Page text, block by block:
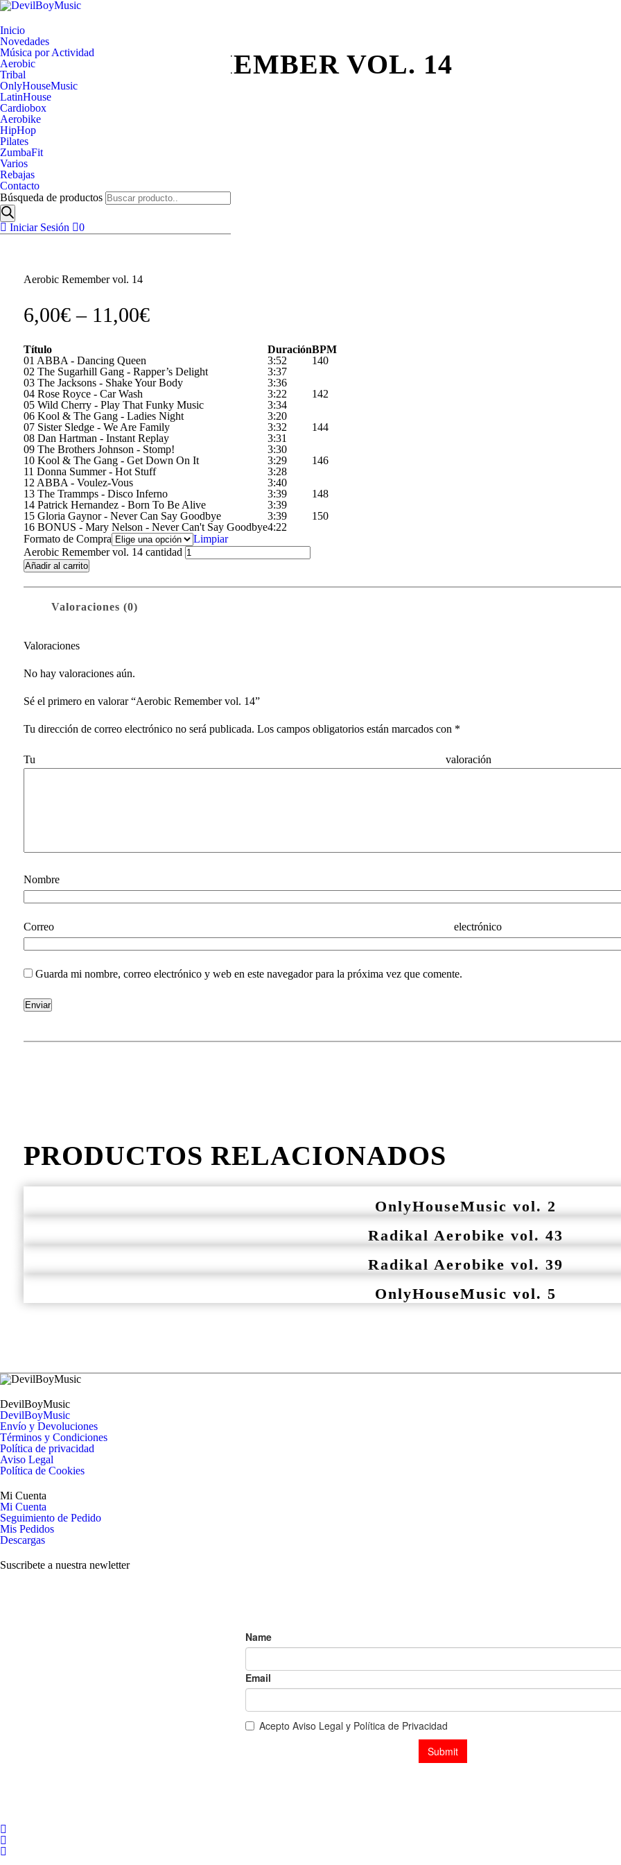
Inicio
Novedades
Música por Actividad
Aerobic
Tribal
OnlyHouseMusic
LatinHouse
Cardiobox
Aerobike
HipHop
Pilates
ZumbaFit
Varios
Rebajas
Contacto
Búsqueda de productos
Iniciar Sesión 0
AEROBIC REMEMBER VOL. 14
Escucha un extracto
Aerobic Remember vol. 14
6,00€– 11,00€
Título DuraciónBPM
01 ABBA - Dancing Queen
3:52
140
02 The Sugarhill Gang - Rapper’s Delight
3:37
03 The Jacksons - Shake Your Body
3:36
04 Rose Royce - Car Wash
3:22
142
05 Wild Cherry - Play That Funky Music
3:34
06 Kool & The Gang - Ladies Night
3:20
07 Sister Sledge - We Are Family
3:32
144
08 Dan Hartman - Instant Replay
3:31
09 The Brothers Johnson - Stomp!
3:30
10 Kool & The Gang - Get Down On It
3:29
146
11 Donna Summer - Hot Stuff
3:28
12 ABBA - Voulez-Vous
3:40
13 The Trammps - Disco Inferno
3:39
148
14 Patrick Hernandez - Born To Be Alive
3:39
15 Gloria Gaynor - Never Can Say Goodbye
3:39
150
16 BONUS - Mary Nelson - Never Can't Say Goodbye4:22
Formato de Compra
Limpiar
Aerobic Remember vol. 14 cantidad
Añadir al carrito
Valoraciones (0)
Valoraciones
No hay valoraciones aún.
Sé el primero en valorar “Aerobic Remember vol. 14”
Tu dirección de correo electrónico no será publicada. Los campos obligatorios están marcados con *
Tu
Correo
Guarda mi nombre, correo electrónico y web en este navegador para la próxima vez que comente.
PRODUCTOS RELACIONADOS
OnlyHouseMusic vol. 2
Radikal Aerobike vol. 43
Radikal Aerobike vol. 39
OnlyHouseMusic vol. 5
DevilBoyMusic
DevilBoyMusic
Envío y Devoluciones
Términos y Condiciones
Política de privacidad
Aviso Legal
Política de Cookies
Mi Cuenta
Mi Cuenta
Seguimiento de Pedido
Mis Pedidos
Descargas
Suscribete a nuestra newletter